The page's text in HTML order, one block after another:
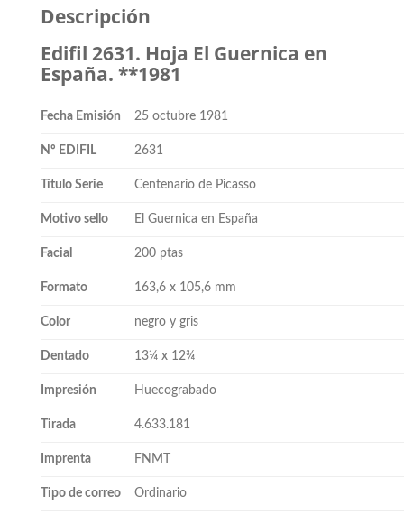
Descripción
Edifil 2631. Hoja El Guernica en
España. **1981
Fecha Emisión 25 octubre 1981
Nº EDIFIL 2631
Título Serie Centenario de Picasso
Motivo sello El Guernica en España
Facial 200 ptas
Formato 163,6 x 105,6 mm
Color negro y gris
Dentado 13¼ x 12¾
Impresión Huecograbado
Tirada 4.633.181
Imprenta FNMT
Tipo de correo Ordinario